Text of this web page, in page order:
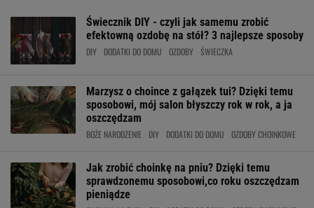
Świecznik DIY - czyli jak samemu zrobić
efektowną ozdobę na stół? 3 najlepsze sposoby
DIY DODATKI DO DOMU OZDOBY ŚWIECZKA
Marzysz o choince z gałązek tui? Dzięki temu
sposobowi, mój salon błyszczy rok w rok, a ja
oszczędzam
BOŻE NARODZENIE DIY DODATKI DO DOMU OZDOBY CHOINKOWE
Jak zrobić choinkę na pniu? Dzięki temu
sprawdzonemu sposobowi,co roku oszczędzam
pieniądze